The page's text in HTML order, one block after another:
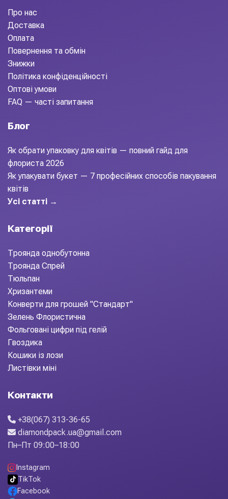
Про нас
Доставка
Оплата
Повернення та обмін
Знижки
Політика конфіденційності
Оптові умови
FAQ — часті запитання
Блог
Як обрати упаковку для квітів — повний гайд для
флориста 2026
Як упакувати букет — 7 професійних способів пакування
квітів
Усі статті →
Категорії
Троянда однобутонна
Троянда Спрей
Тюльпан
Хризантеми
Конверти для грошей "Стандарт"
Зелень Флористична
Фольговані цифри під гелій
Гвоздика
Кошики із лози
Листівки міні
Контакти
+38(067) 313-36-65
diamondpack.ua@gmail.com
Пн–Пт 09:00–18:00
Instagram
TikTok
Facebook